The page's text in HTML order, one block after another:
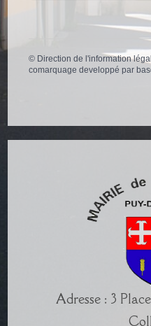
© Direction de l'information
comarquage developpé par
Adresse : 3